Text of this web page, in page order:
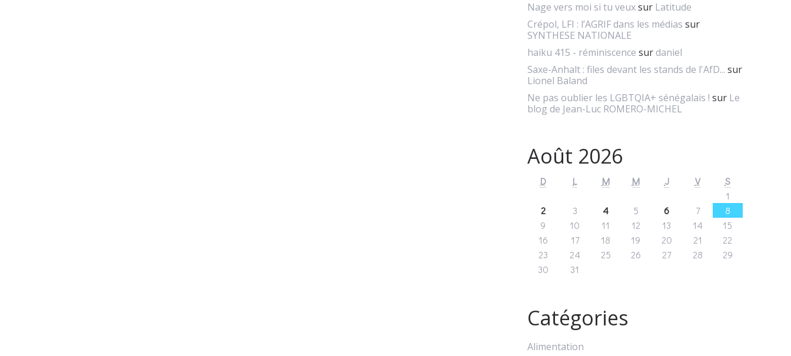
Nage vers moi si tu veuxsur Latitude
Crépol, LFI : l’AGRIF dans les médias sur
SYNTHESE NATIONALE
haiku 415 - réminiscence surdaniel
Saxe-Anhalt : files devant les stands de l'AfD... sur
Lionel Baland
Ne pas oublier les LGBTQIA+ sénégalais ! sur Le
blog de Jean-Luc ROMERO-MICHEL
Août 2026
D L M M J V
S
1
2
3 4 5 6 7
8
9
10 11 12 13 14
15
16
17 18 19 20 21
22
23
24 25 26 27 28
29
30
31
Catégories
Alimentation